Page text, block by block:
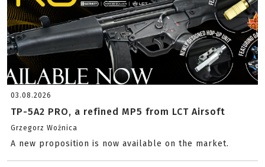
03.08.2026
TP-5A2 PRO, a refined MP5 from LCT Airsoft
Grzegorz Woźnica
A new proposition is now available on the market.